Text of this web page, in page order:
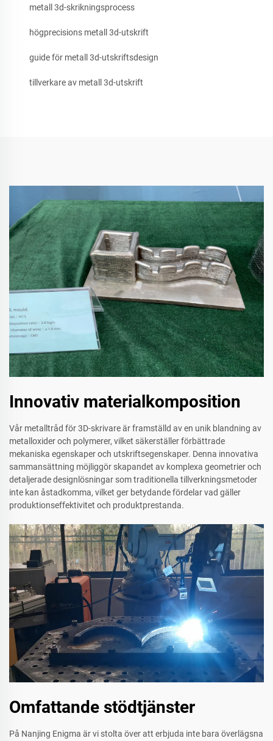
metall 3d-skrikningsprocess
högprecisions metall 3d-utskrift
guide för metall 3d-utskriftsdesign
tillverkare av metall 3d-utskrift
Innovativ materialkomposition
Vår metalltråd för 3D-skrivare är framställd av en unik blandning av
metalloxider och polymerer, vilket säkerställer förbättrade
mekaniska egenskaper och utskriftsegenskaper. Denna innovativa
sammansättning möjliggör skapandet av komplexa geometrier och
detaljerade designlösningar som traditionella tillverkningsmetoder
inte kan åstadkomma, vilket ger betydande fördelar vad gäller
produktionseffektivitet och produktprestanda.
Omfattande stödtjänster
På Nanjing Enigma är vi stolta över att erbjuda inte bara överlägsna